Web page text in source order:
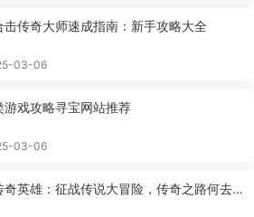
击传奇大师速成指南：新手攻略大全
03-06
游戏攻略寻宝网站推荐
03-06
奇英雄：征战传说大冒险，传奇之路何去何